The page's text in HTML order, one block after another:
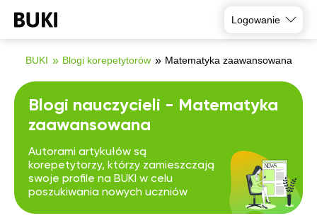
Logowanie
BUKI Blogi korepetytorów Matematyka zaawansowana
Blogi nauczycieli - Matematyka
zaawansowana
Autorami artykułów są
korepetytorzy, którzy zamieszczają
swoje profile na BUKI w celu
poszukiwania nowych uczniów